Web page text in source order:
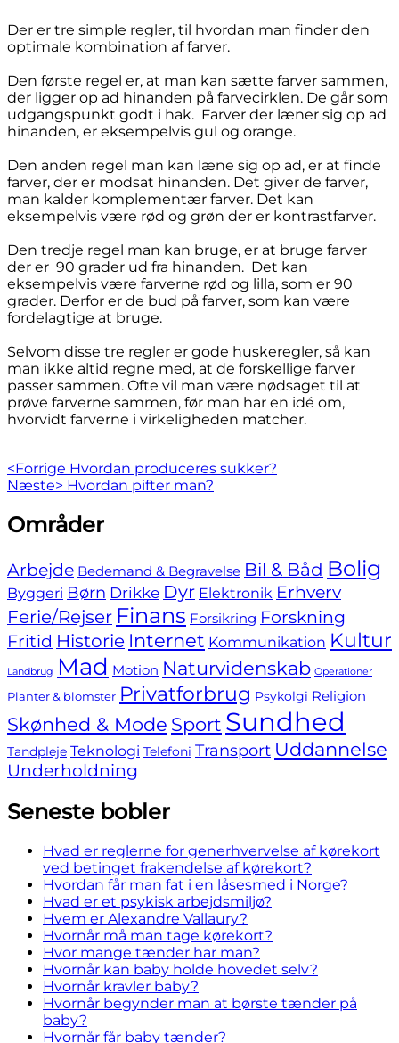
Der er tre simple regler, til hvordan man finder den
optimale kombination af farver.
Den første regel er, at man kan sætte farver sammen,
der ligger op ad hinanden på farvecirklen. De går som
udgangspunkt godt i hak. Farver der læner sig op ad
hinanden, er eksempelvis gul og orange.
Den anden regel man kan læne sig op ad, er at finde
farver, der er modsat hinanden. Det giver de farver,
man kalder komplementær farver. Det kan
eksempelvis være rød og grøn der er kontrastfarver.
Den tredje regel man kan bruge, er at bruge farver
der er 90 grader ud fra hinanden. Det kan
eksempelvis være farverne rød og lilla, som er 90
grader. Derfor er de bud på farver, som kan være
fordelagtige at bruge.
Selvom disse tre regler er gode huskeregler, så kan
man ikke altid regne med, at de forskellige farver
passer sammen. Ofte vil man være nødsaget til at
prøve farverne sammen, før man har en idé om,
hvorvidt farverne i virkeligheden matcher.
Indlægsnavigation
<Forrige Previous
post:
Hvordan produceres sukker?
Næste> Next
Hvordan pifter man?
Skip
to
Områder
Arbejde Bedemand & Begravelse Bil & Båd Bolig
Byggeri Børn Drikke Dyr Elektronik Erhverv
Ferie/Rejser Finans Forsikring Forskning
Fritid Historie Internet Kommunikation Kultur
Landbrug Mad Motion Naturvidenskab Operationer
Planter & blomster Privatforbrug Psykolgi Religion
Skønhed & Mode Sport Sundhed
Tandpleje Teknologi Telefoni Transport Uddannelse
Underholdning
Seneste bobler
Hvad er reglerne for generhvervelse af kørekort
ved betinget frakendelse af kørekort?
Hvordan får man fat i en låsesmed i Norge?
Hvad er et psykisk arbejdsmiljø?
Hvem er Alexandre Vallaury?
Hvornår må man tage kørekort?
Hvor mange tænder har man?
Hvornår kan baby holde hovedet selv?
Hvornår kravler baby?
Hvornår begynder man at børste tænder på
baby?
Hvornår får baby tænder?